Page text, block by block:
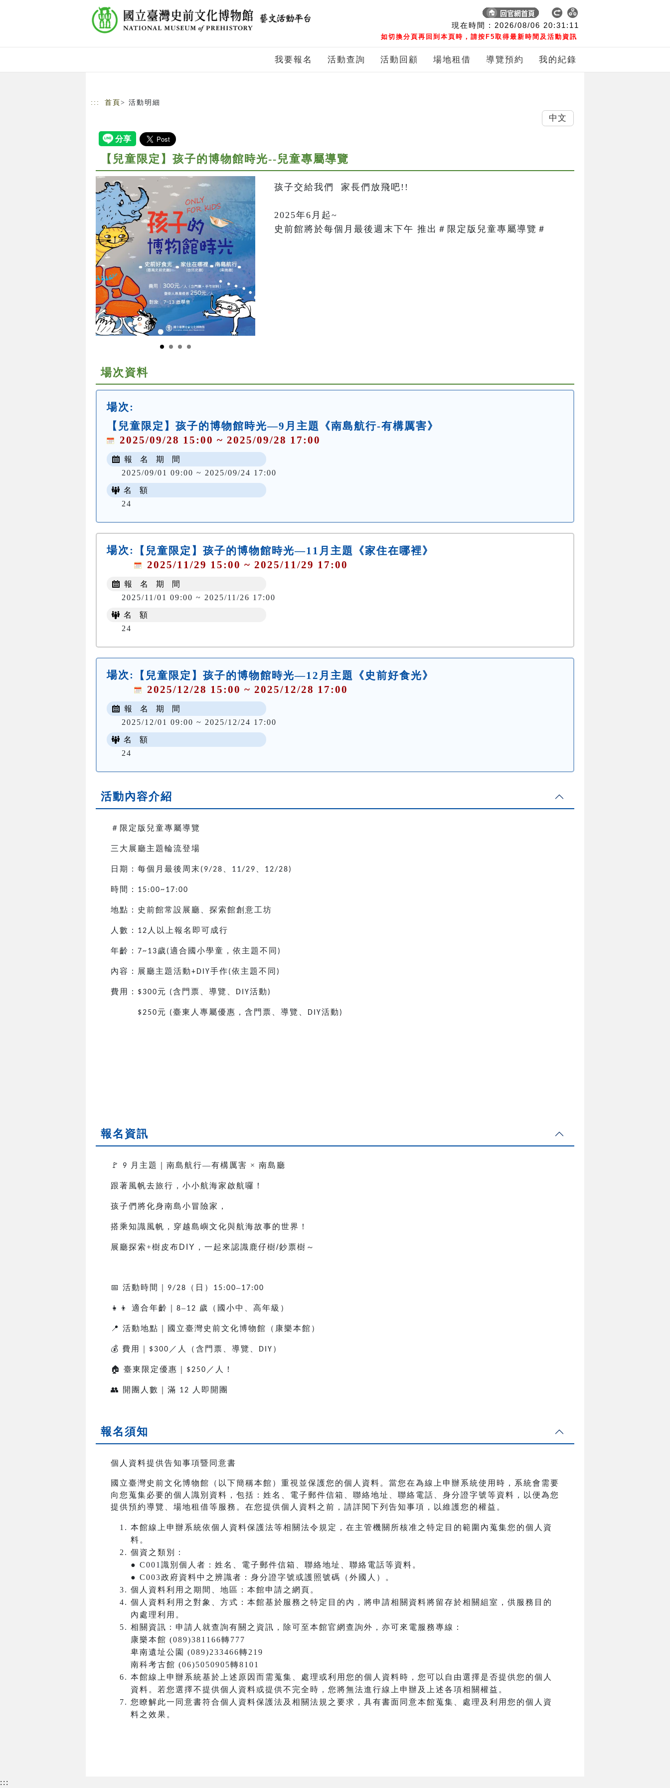
現在時間 : 2026/08/06 20:31:12
如切換分頁再回到本頁時，請按F5取得最新時間及活動資訊
我要報名 活動查詢 活動回顧 場地租借 導覽預約 我的紀錄
::: 首頁 > 活動明細
【兒童限定】孩子的博物館時光--兒童專屬導覽
孩子交給我們  家長們放飛吧!!
2025年6月起~
史前館將於每個月最後週末下午 推出＃限定版兒童專屬導覽＃
場次資料
場次:
【兒童限定】孩子的博物館時光—9月主題《南島航行-有構厲害》
2025/09/28 15:00 ~ 2025/09/28 17:00
報 名 期 間
2025/09/01 09:00 ~ 2025/09/24 17:00
名 額
24
場次:
【兒童限定】孩子的博物館時光—11月主題《家住在哪裡》
2025/11/29 15:00 ~ 2025/11/29 17:00
報 名 期 間
2025/11/01 09:00 ~ 2025/11/26 17:00
名 額
24
場次:
【兒童限定】孩子的博物館時光—12月主題《史前好食光》
2025/12/28 15:00 ~ 2025/12/28 17:00
報 名 期 間
2025/12/01 09:00 ~ 2025/12/24 17:00
名 額
24
活動內容介紹
＃限定版兒童專屬導覽
三大展廳主題輪流登場
日期：每個月最後周末 (9/28 11/29 12/28)
時間： 15:00~17:00
地點：史前館常設展廳、探索館創意工坊
人數： 12 人以上報名即可成行
年齡： 7~13歲(適合國小學童，依主題不同 )
內容：展廳主題活動+DIY手作(依主題不同 )
費用： $300元 (含門票、導覽、 DIY活動 )
$250元 (臺東人專屬優惠，含門票、導覽、 DIY活動 )
報名資訊
🚩 9 月主題｜南島航行—有構厲害 × 南島廳
跟著風帆去旅行，小小航海家啟航囉！
孩子們將化身南島小冒險家，
搭乘知識風帆，穿越島嶼文化與航海故事的世界！
展廳探索+樹皮布 DIY ，一起來認識鹿仔樹/鈔票樹～
📅 活動時間｜ 9/28 （日） 15:00–17:00
👧👦 適合年齡｜ 8–12 歲（國小中、高年級）
📍 活動地點｜國立臺灣史前文化博物館（康樂本館）
💰 費用｜ $300 ／人（含門票、導覽、 DIY ）
🏠 臺東限定優惠｜ $250 ／人！
👥 開團人數｜滿 12 人即開團
報名須知
個人資料提供告知事項暨同意書
國立臺灣史前文化博物館（以下簡稱本館）重視並保護您的個人資料。當您在為線上申辦系統使用時，系統會需要
向您蒐集必要的個人識別資料，包括：姓名、電子郵件信箱、聯絡地址、聯絡電話、身分證字號等資料，以便為您
提供預約導覽、場地租借等服務。在您提供個人資料之前，請詳閱下列告知事項，以維護您的權益。
本館線上申辦系統依個人資料保護法等相關法令規定，在主管機關所核准之特定目的範圍內蒐集您的個人資
料。
個資之類別：
● C001識別個人者：姓名、電子郵件信箱、聯絡地址、聯絡電話等資料。
● C003政府資料中之辨識者：身分證字號或護照號碼（外國人）。
個人資料利用之期間、地區：本館申請之網頁。
個人資料利用之對象、方式：本館基於服務之特定目的內，將申請相關資料將留存於相關組室，供服務目的
內處理利用。
相關資訊：申請人就查詢有關之資訊，除可至本館官網查詢外，亦可來電服務專線：
康樂本館 (089)381166轉777
卑南遺址公園 (089)233466轉219
南科考古館 (06)5050905轉8101
本館線上申辦系統基於上述原因而需蒐集、處理或利用您的個人資料時，您可以自由選擇是否提供您的個人
資料。若您選擇不提供個人資料或提供不完全時，您將無法進行線上申辦及上述各項相關權益。
您瞭解此一同意書符合個人資料保護法及相關法規之要求，具有書面同意本館蒐集、處理及利用您的個人資
料之效果。
:::